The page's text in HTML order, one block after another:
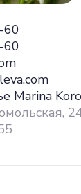
60
60
Marina